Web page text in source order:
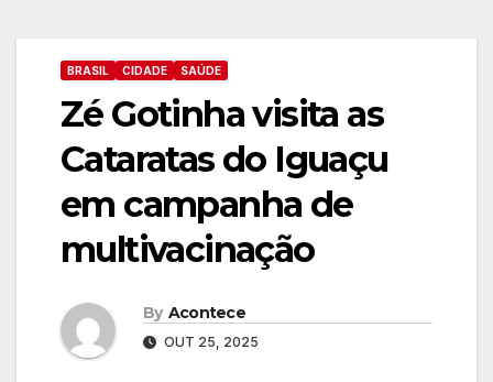
BRASIL CIDADE SAÚDE
Zé Gotinha visita as
Cataratas do Iguaçu
em campanha de
multivacinação
By Acontece
OUT 25, 2025